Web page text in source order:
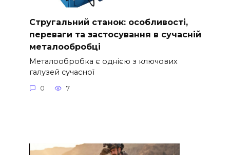
Стругальний станок: особливості,
переваги та застосування в сучасній
металообробці
Металообробка є однією з ключових
галузей сучасної
0 7